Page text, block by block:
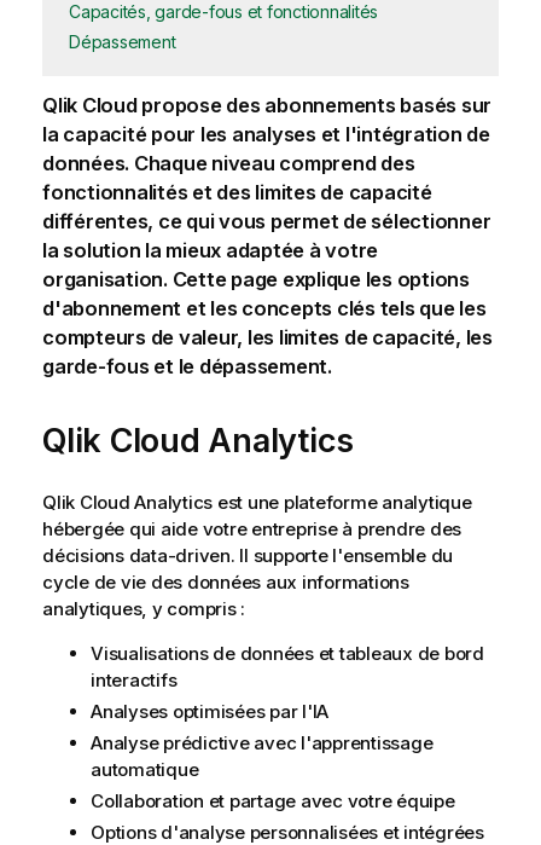
Capacités, garde-fous et fonctionnalités
Dépassement
Qlik Cloudpropose des abonnements basés sur
la capacité pour les analyses et l'intégration de
données. Chaque niveau comprend des
fonctionnalités et des limites de capacité
différentes, ce qui vous permet de sélectionner
la solution la mieux adaptée à votre
organisation. Cette page explique les options
d'abonnement et les concepts clés tels que les
compteurs de valeur, les limites de capacité, les
garde-fous et le dépassement.
Qlik Cloud Analytics
Qlik Cloud Analytics est une plateforme analytique
hébergée qui aide votre entreprise à prendre des
décisions data-driven. Il supporte l'ensemble du
cycle de vie des données aux informations
analytiques, y compris :
Visualisations de données et tableaux de bord
interactifs
Analyses optimisées par l'IA
Analyse prédictive avec l'apprentissage
automatique
Collaboration et partage avec votre équipe
Options d'analyse personnalisées et intégrées